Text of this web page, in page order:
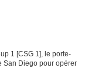
1 [CSG 1], le porte-
San Diego pour opérer